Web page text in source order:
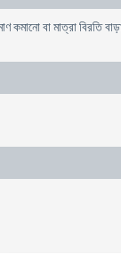
কমানো বা মাত্রা বিরতি